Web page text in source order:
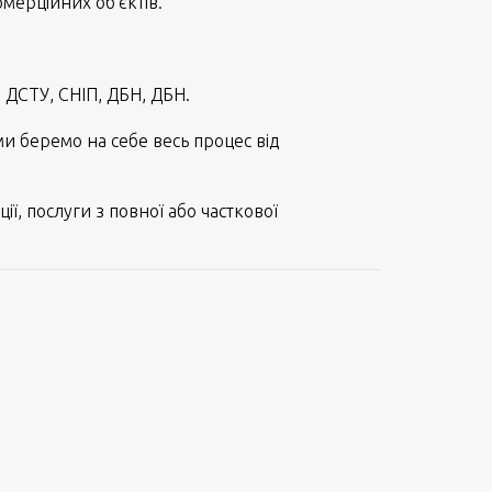
ДСТУ, СНІП, ДБН, ДБН.
беремо на себе весь процес від
послуги з повної або часткової